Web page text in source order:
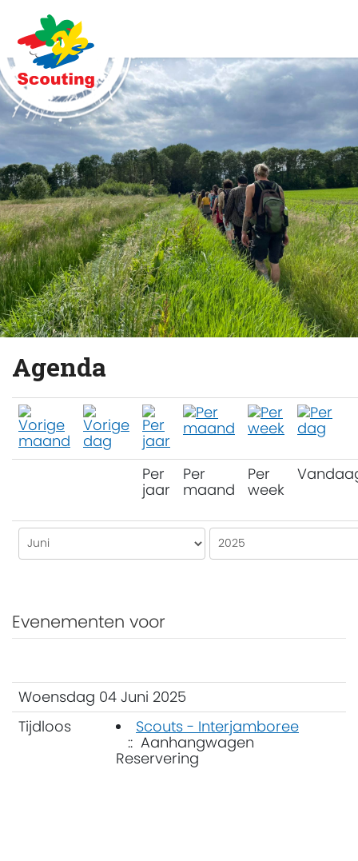
Agenda
Per
jaar
Per
maand
Per
week
Evenementen voor
Woensdag 04 Juni 2025
Tijdloos
Scouts - Interjamboree
:: Aanhangwagen
Reservering